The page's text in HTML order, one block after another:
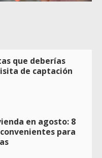
que deberías
de captación
en agosto: 8
para